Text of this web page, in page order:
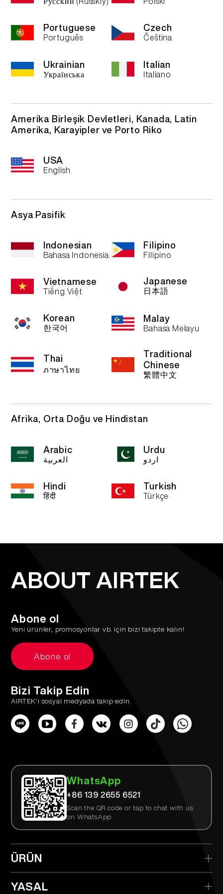
Español
Русский
日本語
繁體中文
Portuguese
Português
Czech
Čeština
Ukrainian
Українська
Italian
Italiano
Amerika Birleşik Devletleri, Kanada, Latin
Amerika, Karayipler ve Porto Riko
USA
English
Asya Pasifik
Indonesian
Bahasa Indonesia
Filipino
Filipino
Vietnamese
Tiếng Việt
Japanese
日本語
Korean
한국어
Malay
Bahasa Melayu
Thai
ภาษาไทย
Traditional
Chinese
繁體中文
Afrika, Orta Doğu ve Hindistan
Arabic
العربية
Urdu
اردو
Hindi
हिंदी
Turkish
Türkçe
ABOUT AIRTEK
Abone ol
Yeni ürünler, promosyonlar vb. için bizi takipte kalın!
Abone ol
Bizi Takip Edin
AIRTEK'i sosyal medyada takip edin.
WhatsApp
+86 139 2655 6521
Scan the QR code or tap to chat with us
on WhatsApp
ÜRÜN
> AIRTEK Tek Kullanımlık
YASAL